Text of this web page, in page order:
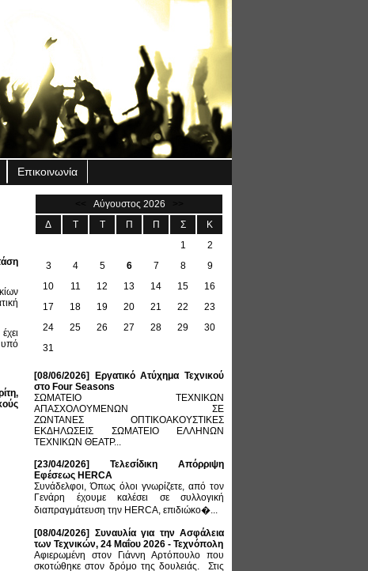
Επικοινωνία
υπό
Αύγουστος 2026
Δ
Τ Τ Π Π Σ
Κ
1
2
3
4 5 6 7 8
9
10
11 12 13 14 15
16
17
18 19 20 21 22
23
24
25 26 27 28 29
30
31
[08/06/2026] Εργατικό Ατύχημα Τεχνικού
στο Four Seasons
ΣΩΜΑΤΕΙΟ ΤΕΧΝΙΚΩΝ
ΑΠΑΣΧΟΛΟΥΜΕΝΩΝ ΣΕ
ΖΩΝΤΑΝΕΣ ΟΠΤΙΚΟΑΚΟΥΣΤΙΚΕΣ
ΕΚΔΗΛΩΣΕΙΣ ΣΩΜΑΤΕΙΟ ΕΛΛΗΝΩΝ
ΤΕΧΝΙΚΩΝ ΘΕΑΤΡ...
[23/04/2026] Τελεσίδικη Απόρριψη
Εφέσεως HERCA
Συνάδελφοι, Όπως όλοι γνωρίζετε, από τον
Γενάρη έχουμε καλέσει σε συλλογική
διαπραγμάτευση την HERCA, επιδιώκο�...
[08/04/2026] Συναυλία για την Ασφάλεια
των Τεχνικών, 24 Μαΐου 2026 - Τεχνόπολη
Αφιερωμένη στον Γιάννη Αρτόπουλο που
σκοτώθηκε στον δρόμο της δουλειάς. Στις